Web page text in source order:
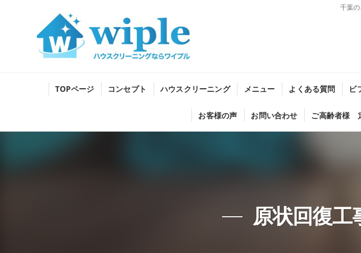
千葉
TOPページ コンセプト ハウスクリーニング メニュー よくある質問 ビ
お客様の声 お問い合わせ ご高齢者様
原状回復工